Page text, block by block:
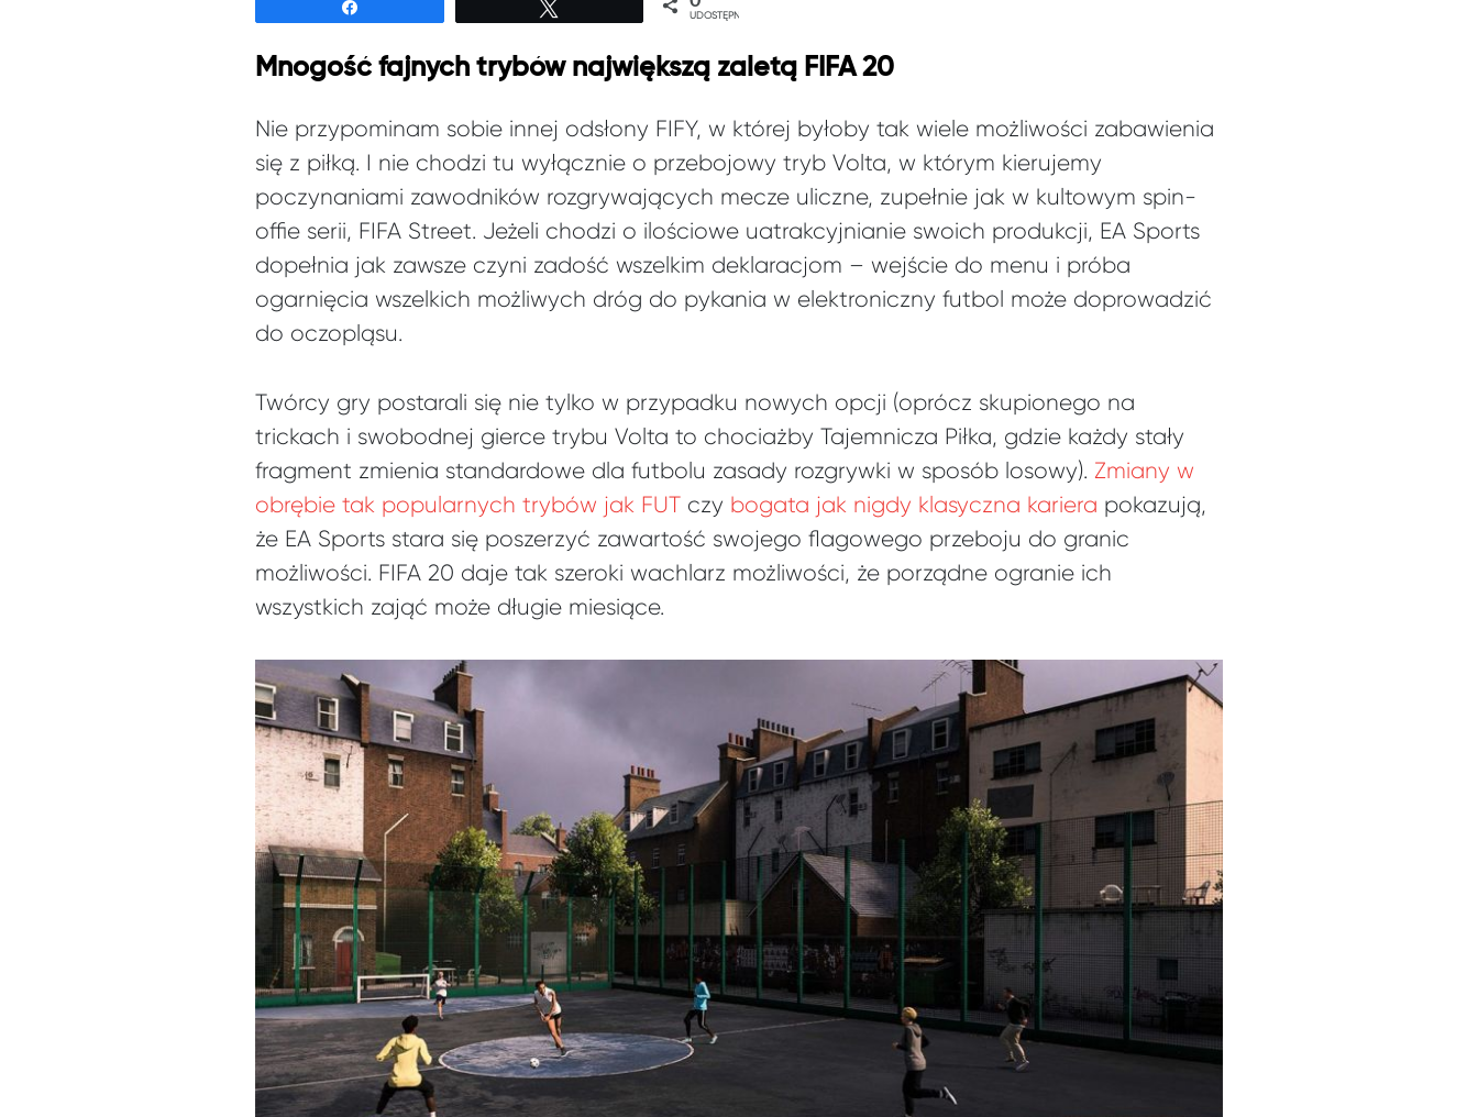
UDOSTĘPNIEŃ
Mnogość fajnych trybów największą zaletą FIFA 20
Nie przypominam sobie innej odsłony FIFY, w której byłoby tak wiele możliwości zabawienia
się z piłką. I nie chodzi tu wyłącznie o przebojowy tryb Volta, w którym kierujemy
poczynaniami zawodników rozgrywających mecze uliczne, zupełnie jak w kultowym spin-
offie serii, FIFA Street. Jeżeli chodzi o ilościowe uatrakcyjnianie swoich produkcji, EA Sports
dopełnia jak zawsze czyni zadość wszelkim deklaracjom – wejście do menu i próba
ogarnięcia wszelkich możliwych dróg do pykania w elektroniczny futbol może doprowadzić
do oczopląsu.
Twórcy gry postarali się nie tylko w przypadku nowych opcji (oprócz skupionego na
trickach i swobodnej gierce trybu Volta to chociażby Tajemnicza Piłka, gdzie każdy stały
fragment zmienia standardowe dla futbolu zasady rozgrywki w sposób losowy). Zmiany w
obrębie tak popularnych trybów jak FUT czy bogata jak nigdy klasyczna kariera pokazują,
że EA Sports stara się poszerzyć zawartość swojego flagowego przeboju do granic
możliwości. FIFA 20 daje tak szeroki wachlarz możliwości, że porządne ogranie ich
wszystkich zająć może długie miesiące.